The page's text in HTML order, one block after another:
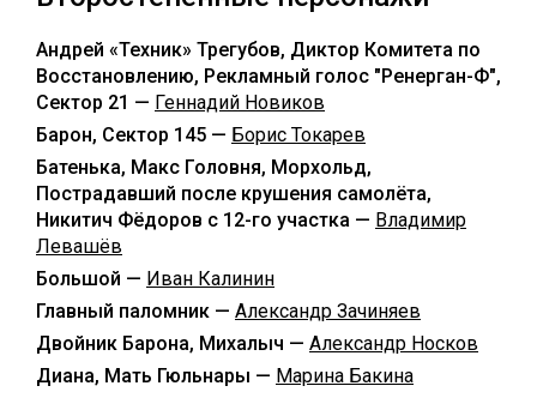
Андрей «Техник» Трегубов, Диктор Комитета по
Восстановлению, Рекламный голос "Ренерган-Ф",
Сектор 21 — Геннадий Новиков
Барон, Сектор 145 — Борис Токарев
Батенька, Макс Головня, Морхольд,
Пострадавший после крушения самолёта,
Никитич Фёдоров с 12-го участка — Владимир
Левашёв
Большой — Иван Калинин
Главный паломник — Александр Зачиняев
Двойник Барона, Михалыч — Александр Носков
Диана, Мать Гюльнары — Марина Бакина